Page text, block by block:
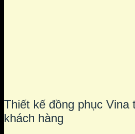
Thiết kế đồng phục Vina
khách hàng